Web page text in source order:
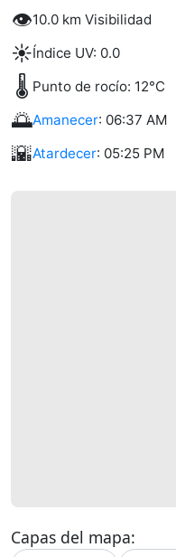
👁️10.0 km Visibilidad
☀️Índice UV: 0.0
🌡️ Punto de rocío: 12°C
🌅Amanecer: 06:37 AM
🌇Atardecer: 05:25 PM
Capas del mapa: